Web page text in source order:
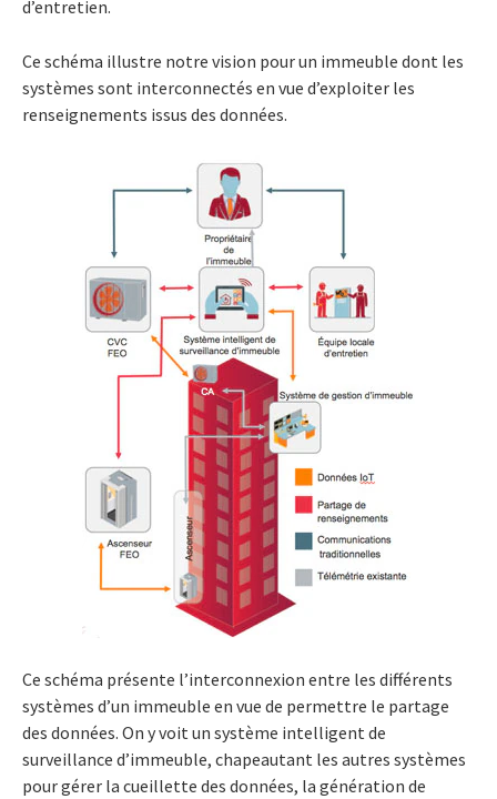
d’entretien.
Ce schéma illustre notre vision pour un immeuble dont les
systèmes sont interconnectés en vue d’exploiter les
renseignements issus des données.
Ce schéma présente l’interconnexion entre les différents
systèmes d’un immeuble en vue de permettre le partage
des données. On y voit un système intelligent de
surveillance d’immeuble, chapeautant les autres systèmes
pour gérer la cueillette des données, la génération de